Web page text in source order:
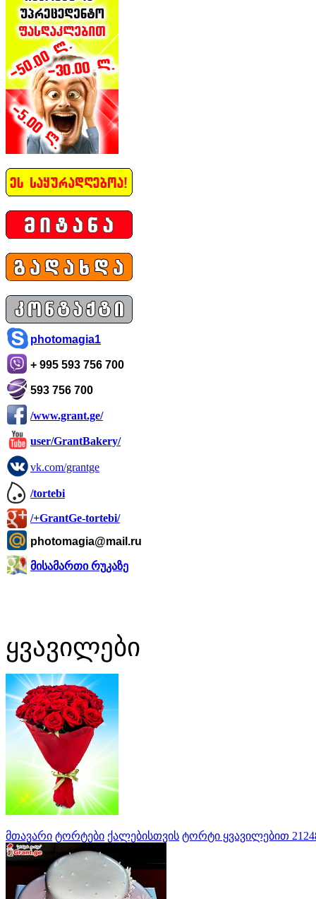
photomagia1
+ 995 593 756 700
593 756 700
/www.grant.ge/
user/GrantBakery/
vk.com/grantge
/tortebi
/+GrantGe-tortebi/
photomagia@mail.ru
მისამართი რუკაზე
ყვავილები
მთავარი ტორტები ქალებისთვის ტორტი ყვავილებით